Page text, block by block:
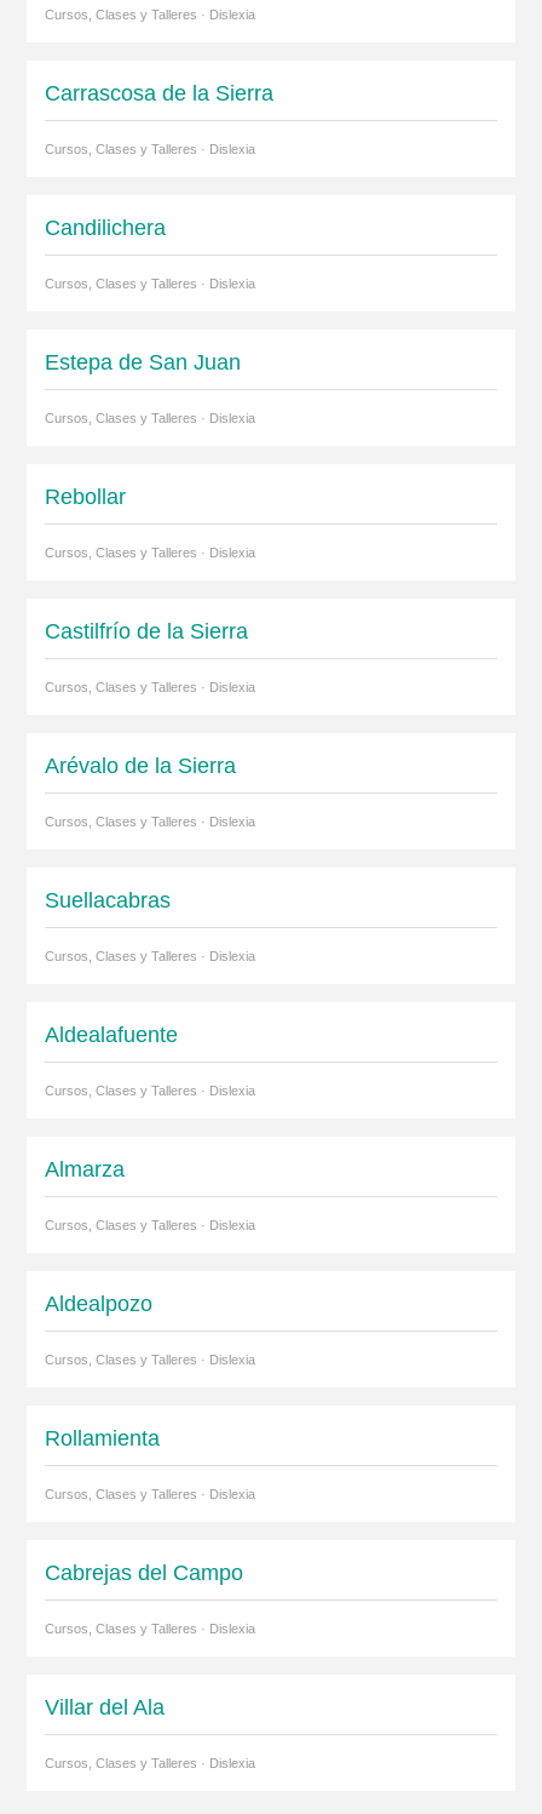
Cursos, Clases y Talleres · Dislexia
Carrascosa de la Sierra
Cursos, Clases y Talleres · Dislexia
Candilichera
Cursos, Clases y Talleres · Dislexia
Estepa de San Juan
Cursos, Clases y Talleres · Dislexia
Rebollar
Cursos, Clases y Talleres · Dislexia
Castilfrío de la Sierra
Cursos, Clases y Talleres · Dislexia
Arévalo de la Sierra
Cursos, Clases y Talleres · Dislexia
Suellacabras
Cursos, Clases y Talleres · Dislexia
Aldealafuente
Cursos, Clases y Talleres · Dislexia
Almarza
Cursos, Clases y Talleres · Dislexia
Aldealpozo
Cursos, Clases y Talleres · Dislexia
Rollamienta
Cursos, Clases y Talleres · Dislexia
Cabrejas del Campo
Cursos, Clases y Talleres · Dislexia
Villar del Ala
Cursos, Clases y Talleres · Dislexia